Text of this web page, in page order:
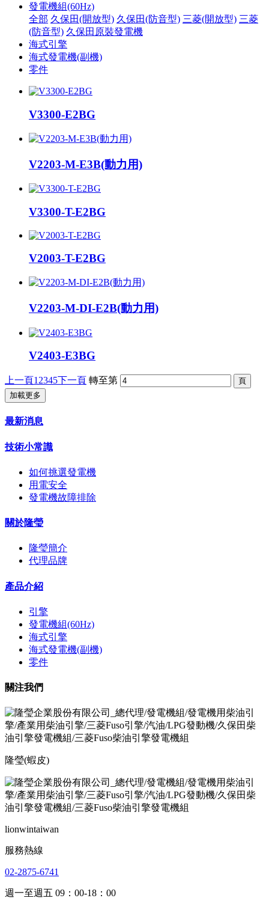
發電機組(60Hz)
全部 久保田(開放型) 久保田(防音型) 三菱(開放型) 三菱
(防音型) 久保田原裝發電機
海式引擎
海式發電機(副機)
零件
V3300-E2BG
V2203-M-E3B(動力用)
V3300-T-E2BG
V2003-T-E2BG
V2203-M-DI-E2B(動力用)
V2403-E3BG
上一頁1 2345下一頁 轉至第
加載更多
最新消息
技術小常識
如何挑選發電機
用電安全
發電機故障排除
關於隆瑩
隆瑩簡介
代理品牌
產品介紹
引擎
發電機組(60Hz)
海式引擎
海式發電機(副機)
零件
關注我們
隆瑩(蝦皮)
lionwintaiwan
服務熱線
02-2875-6741
週一至週五 09：00-18：00